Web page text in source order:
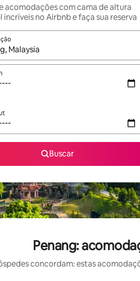
acomodações com cama de altura
incríveis no Airbnb e faça sua reserva
os resultados estiverem disponíveis,
Buscar
Penang:
concordam: estas